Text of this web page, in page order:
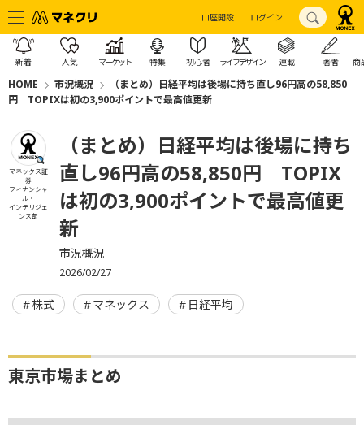
口座開設 ログイン
新着 人気 マーケット 特集 初心者 ライフデザイン 連載 著者 商
HOME 市況概況
（まとめ）日経平均は後場に持ち直し96円高の58,850
円 TOPIXは初の3,900ポイントで最高値更新
マネックス証
券
フィナンシャ
ル・
インテリジェ
ンス部
（まとめ）日経平均は後場に持ち
直し96円高の58,850円 TOPIX
は初の3,900ポイントで最高値更
新
市況概況
2026/02/27
株式 マネックス 日経平均
東京市場まとめ